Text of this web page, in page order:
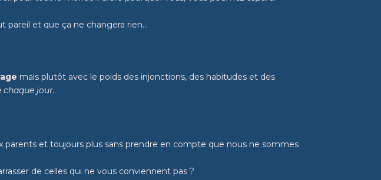
pareil et que ça ne changera rien…
mais plutôt avec le poids des injonctions, des habitudes et des
chaque jour.
parents et toujours plus sans prendre en compte que nous ne sommes
de celles qui ne vous conviennent pas ?